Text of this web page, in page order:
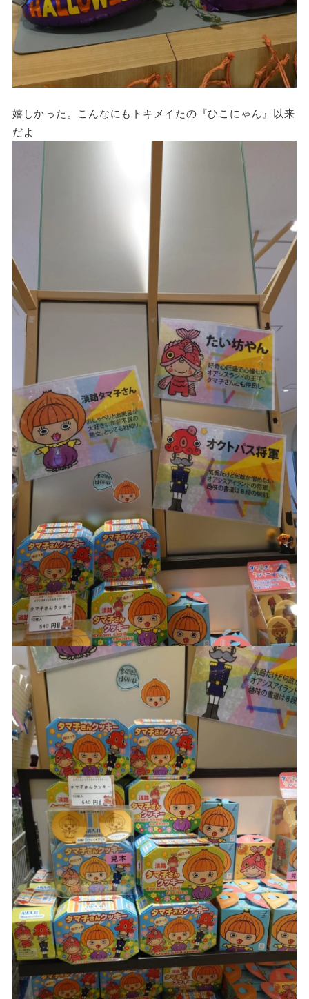
嬉しかった。こんなにもトキメイたの『ひこにゃん』以来
だよ